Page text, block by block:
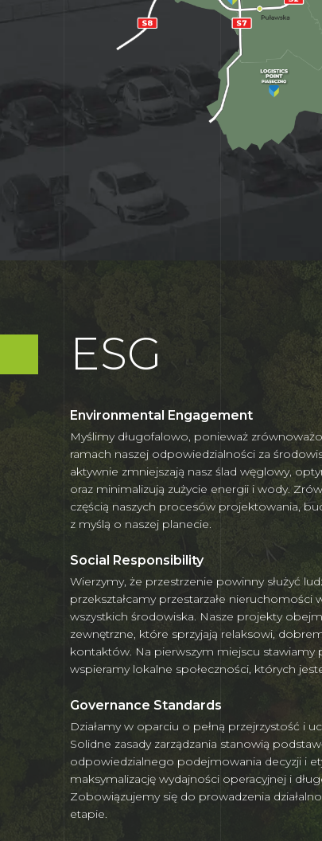
ESG
Environmental Engagement
Myślimy długofalowo, ponieważ
ramach naszej odpowiedzialności za
aktywnie zmniejszają nasz ślad węglowy,
oraz minimalizują zużycie energii i wody.
częścią naszych procesów projektowania,
z myślą o naszej planecie.
Social Responsibility
Wierzymy, że przestrzenie powinny służyć
przekształcamy przestarzałe nieruchomości
wszystkich środowiska. Nasze projekty
zewnętrzne, które sprzyjają relaksowi,
kontaktów. Na pierwszym miejscu
wspieramy lokalne społeczności, których
Governance Standards
Działamy w oparciu o pełną przejrzystość i
Solidne zasady zarządzania stanowią
odpowiedzialnego podejmowania decyzji i
maksymalizację wydajności operacyjnej i
Zobowiązujemy się do prowadzenia
etapie.